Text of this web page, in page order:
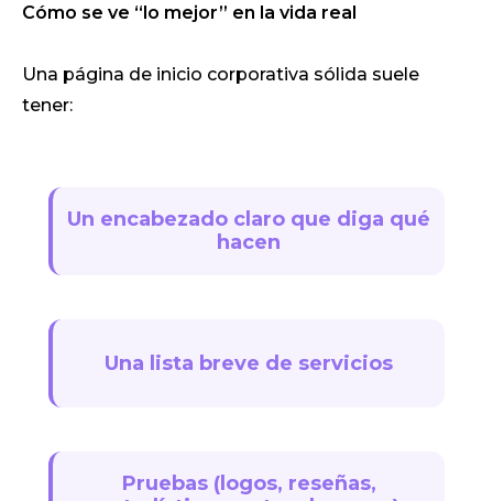
Cómo se ve “lo mejor” en la vida real
Una página de inicio corporativa sólida suele
tener:
Un encabezado claro que diga qué
hacen
Una lista breve de servicios
Pruebas (logos, reseñas,